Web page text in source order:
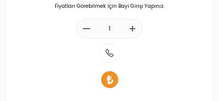
Fiyatları Görebilmek İçin Bayi Girişi Yapınız.